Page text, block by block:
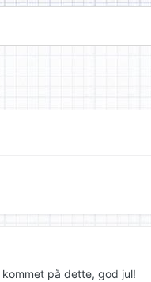
på dette, god jul!